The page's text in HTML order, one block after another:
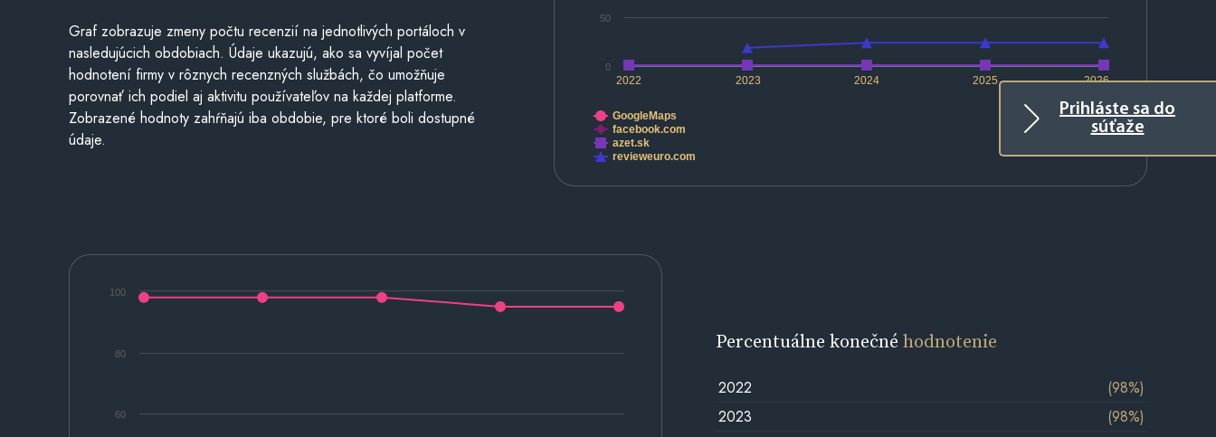
Prihláste sa do
súťaže
2022 2023 2024 2025 2026
0
50
GoogleMaps
facebook.com
azet.sk
revieweuro.com
Graf zobrazuje zmeny počtu recenzií na jednotlivých portáloch v
nasledujúcich obdobiach. Údaje ukazujú, ako sa vyvíjal počet
hodnotení firmy v rôznych recenzných službách, čo umožňuje
porovnať ich podiel aj aktivitu používateľov na každej platforme.
Zobrazené hodnoty zahŕňajú iba obdobie, pre ktoré boli dostupné
údaje.
60
80
100
Percentuálne konečnéhodnotenie
2022
(98%)
2023
(98%)